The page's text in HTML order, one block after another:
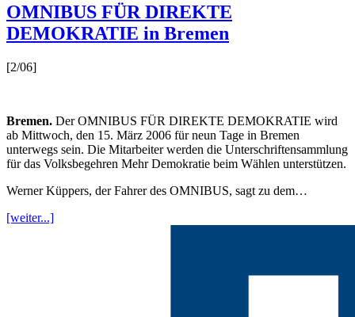
OMNIBUS FÜR DIREKTE
DEMOKRATIE in Bremen
[2/06]
Bremen. Der OMNIBUS FÜR DIREKTE DEMOKRATIE wird
ab Mittwoch, den 15. März 2006 für neun Tage in Bremen
unterwegs sein. Die Mitarbeiter werden die Unterschriftensammlung
für das Volksbegehren Mehr Demokratie beim Wählen unterstützen.
Werner Küppers, der Fahrer des OMNIBUS, sagt zu dem…
[weiter...]